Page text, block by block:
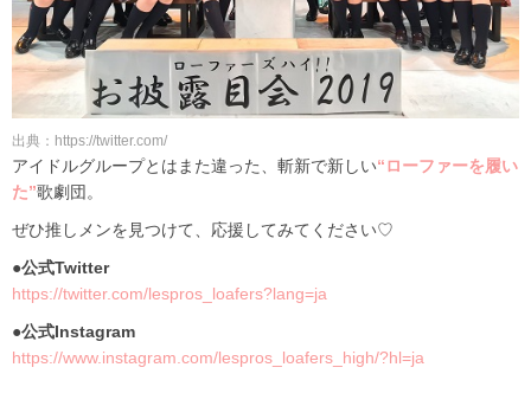
出典：https://twitter.com/
アイドルグループとはまた違った、斬新で新しい“ローファーを履い
た”歌劇団。
ぜひ推しメンを見つけて、応援してみてください♡
●公式Twitter
https://twitter.com/lespros_loafers?lang=ja
●公式Instagram
https://www.instagram.com/lespros_loafers_high/?hl=ja